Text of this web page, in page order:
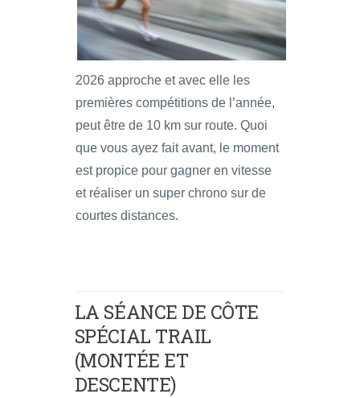
2026 approche et avec elle les
premières compétitions de l’année,
peut être de 10 km sur route. Quoi
que vous ayez fait avant, le moment
est propice pour gagner en vitesse
et réaliser un super chrono sur de
courtes distances.
LA SÉANCE DE CÔTE
SPÉCIAL TRAIL
(MONTÉE ET
DESCENTE)